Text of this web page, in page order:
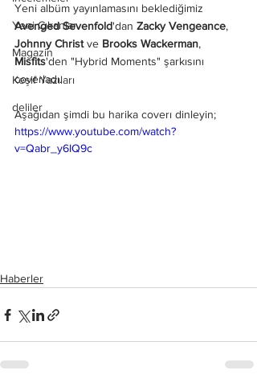
Yeni Çıkanlar
Magazin
Keşif Yazıları
deliler
Yeni albüm yayınlamasını beklediğimiz
Avenged Sevenfold'dan Zacky Vengeance,
Johnny Christ ve Brooks Wackerman,
Misfits'den "Hybrid Moments" şarkısını
coverladı.
Aşağıdan şimdi bu harika coverı dinleyin;
https://www.youtube.com/watch?
v=Qabr_y6IQ9c
Haberler